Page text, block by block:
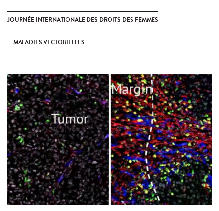
JOURNÉE INTERNATIONALE DES DROITS DES FEMMES
MALADIES VECTORIELLES